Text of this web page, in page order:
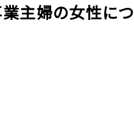
業主婦の女性につ